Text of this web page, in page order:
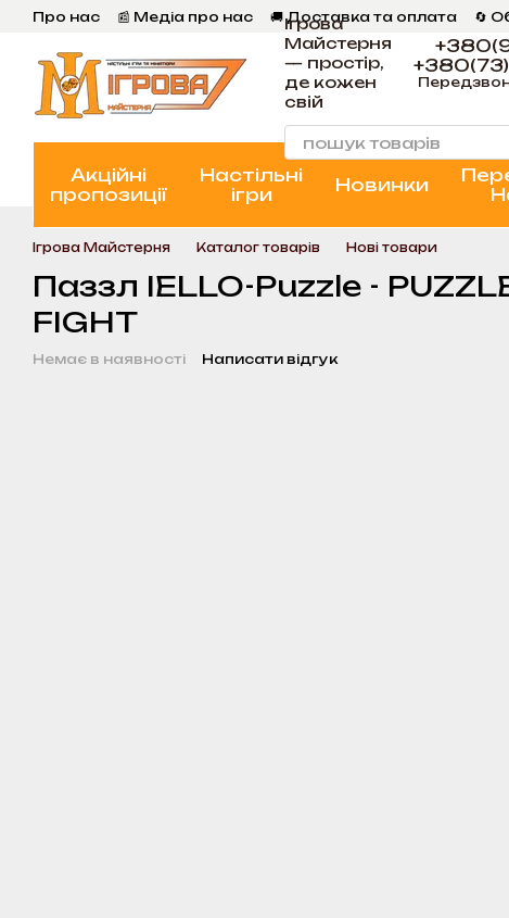
Перейти к основному контенту
Про нас 📰 Медіа про нас 🚚 Доставка та оплата 🔄
📞 Контакти Ігрова Майстерня
Ігрова
Майстерня
— простір,
де кожен
свій
Акційні
пропозиції
Настільні
ігри
Новинки
Ігрова Майстерня Каталог товарів Нові товари
Паззл IELLO-Puzzle -
FIGHT
Немає в наявності Написати відгук